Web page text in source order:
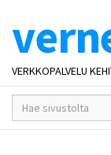
VERKKOPALVELU
hakusana(t)
*